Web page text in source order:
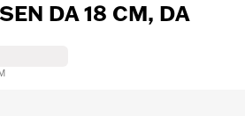
DA 18 CM, DA